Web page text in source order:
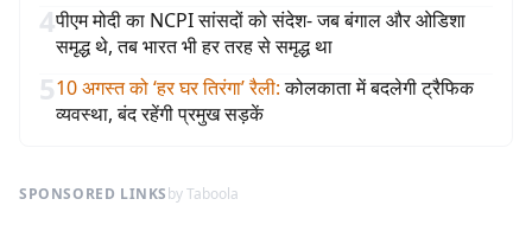
4पीएम मोदी का NCPI सांसदों को संदेश- जब बंगाल और ओडिशा
समृद्ध थे, तब भारत भी हर तरह से समृद्ध था
510 अगस्त को ‘हर घर तिरंगा’ रैली: कोलकाता में बदलेगी ट्रैफिक
व्यवस्था, बंद रहेंगी प्रमुख सड़कें
SPONSORED LINKSby Taboola